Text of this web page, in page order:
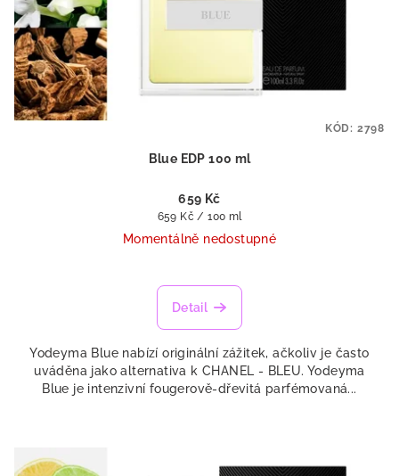
Blue EDP 100 ml
659 Kč
Měrná
cena:
659 Kč / 100 ml
Momentálně nedostupné
Detail
Yodeyma Blue nabízí originální zážitek, ačkoliv je často
uváděna jako alternativa k CHANEL - BLEU. Yodeyma
Blue je intenzivní fougerově-dřevitá parfémovaná...
KÓD: 2798